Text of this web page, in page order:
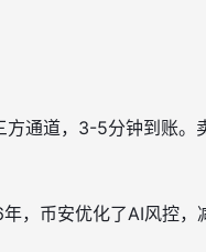
通道，3-5分钟到账。
，币安优化了AI风控，